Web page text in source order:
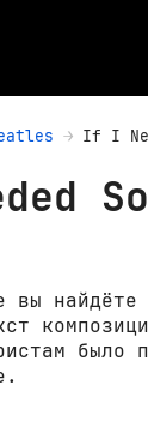
If I
вы